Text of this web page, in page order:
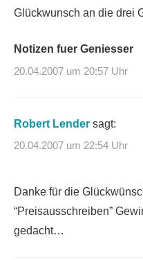
Glückwunsch an die drei
Notizen fuer Geniesser
20.04.2007 um 20:57 Uhr
Robert Lender sagt:
20.04.2007 um 22:54 Uhr
Danke für die
“Preisausschreiben”
gedacht…